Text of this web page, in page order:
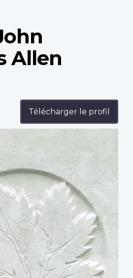
Allen
Télécharger le profil